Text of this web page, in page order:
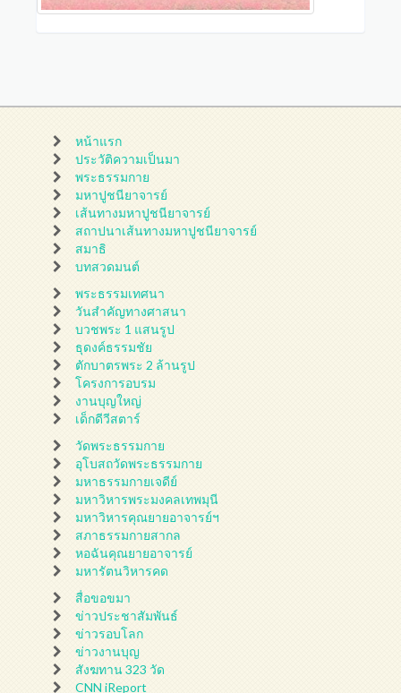
หน้าแรก
ประวัติความเป็นมา
พระธรรมกาย
มหาปูชนียาจารย์
เส้นทางมหาปูชนียาจารย์
สถาปนาเส้นทางมหาปูชนียาจารย์
สมาธิ
บทสวดมนต์
พระธรรมเทศนา
วันสำคัญทางศาสนา
บวชพระ 1 แสนรูป
ธุดงค์ธรรมชัย
ตักบาตรพระ 2 ล้านรูป
โครงการอบรม
งานบุญใหญ่
เด็กดีวีสตาร์
วัดพระธรรมกาย
อุโบสถวัดพระธรรมกาย
มหาธรรมกายเจดีย์
มหาวิหารพระมงคลเทพมุนี
มหาวิหารคุณยายอาจารย์ฯ
สภาธรรมกายสากล
หอฉันคุณยายอาจารย์
มหารัตนวิหารคด
สื่อขอขมา
ข่าวประชาสัมพันธ์
ข่าวรอบโลก
ข่าวงานบุญ
สังฆทาน 323 วัด
CNN iReport